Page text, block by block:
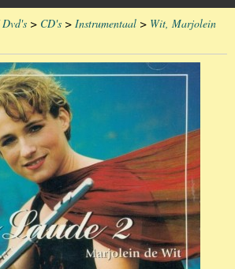
> CD's > Instrumentaal > Wit, Marjolein